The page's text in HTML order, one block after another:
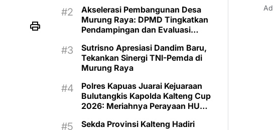
Akselerasi Pembangunan Desa
Murung Raya: DPMD Tingkatkan
Pendampingan dan Evaluasi
Berkelanjutan
Sutrisno Apresiasi Dandim Baru,
Tekankan Sinergi TNI-Pemda di
Murung Raya
Polres Kapuas Juarai Kejuaraan
Bulutangkis Kapolda Kalteng Cup
2026: Meriahnya Perayaan HUT
Raya
Sekda Provinsi Kalteng Hadiri
Ad